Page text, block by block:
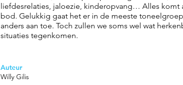
liefdesrelaties, jaloezie, kinderopvang… Alles komt
bod. Gelukkig gaat het er in de meeste
anders aan toe. Toch zullen we soms wel wat
situaties tegenkomen.
Auteur
Willy Gilis​